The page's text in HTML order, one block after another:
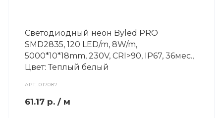
Светодиодный неон Byled PRO
SMD2835, 120 LED/m, 8W/m,
5000*10*18mm, 230V, СRI>90, IP67, 36мес.,
Цвет: Теплый белый
АРТ.017087
61.17 р. / м